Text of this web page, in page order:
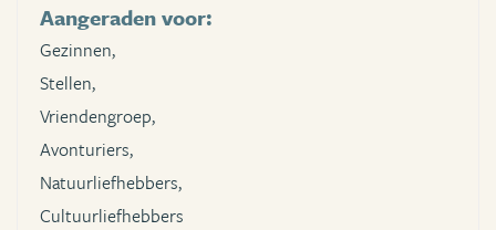
Aangeraden voor:
Gezinnen,
Stellen,
Vriendengroep,
Avonturiers,
Natuurliefhebbers,
Cultuurliefhebbers